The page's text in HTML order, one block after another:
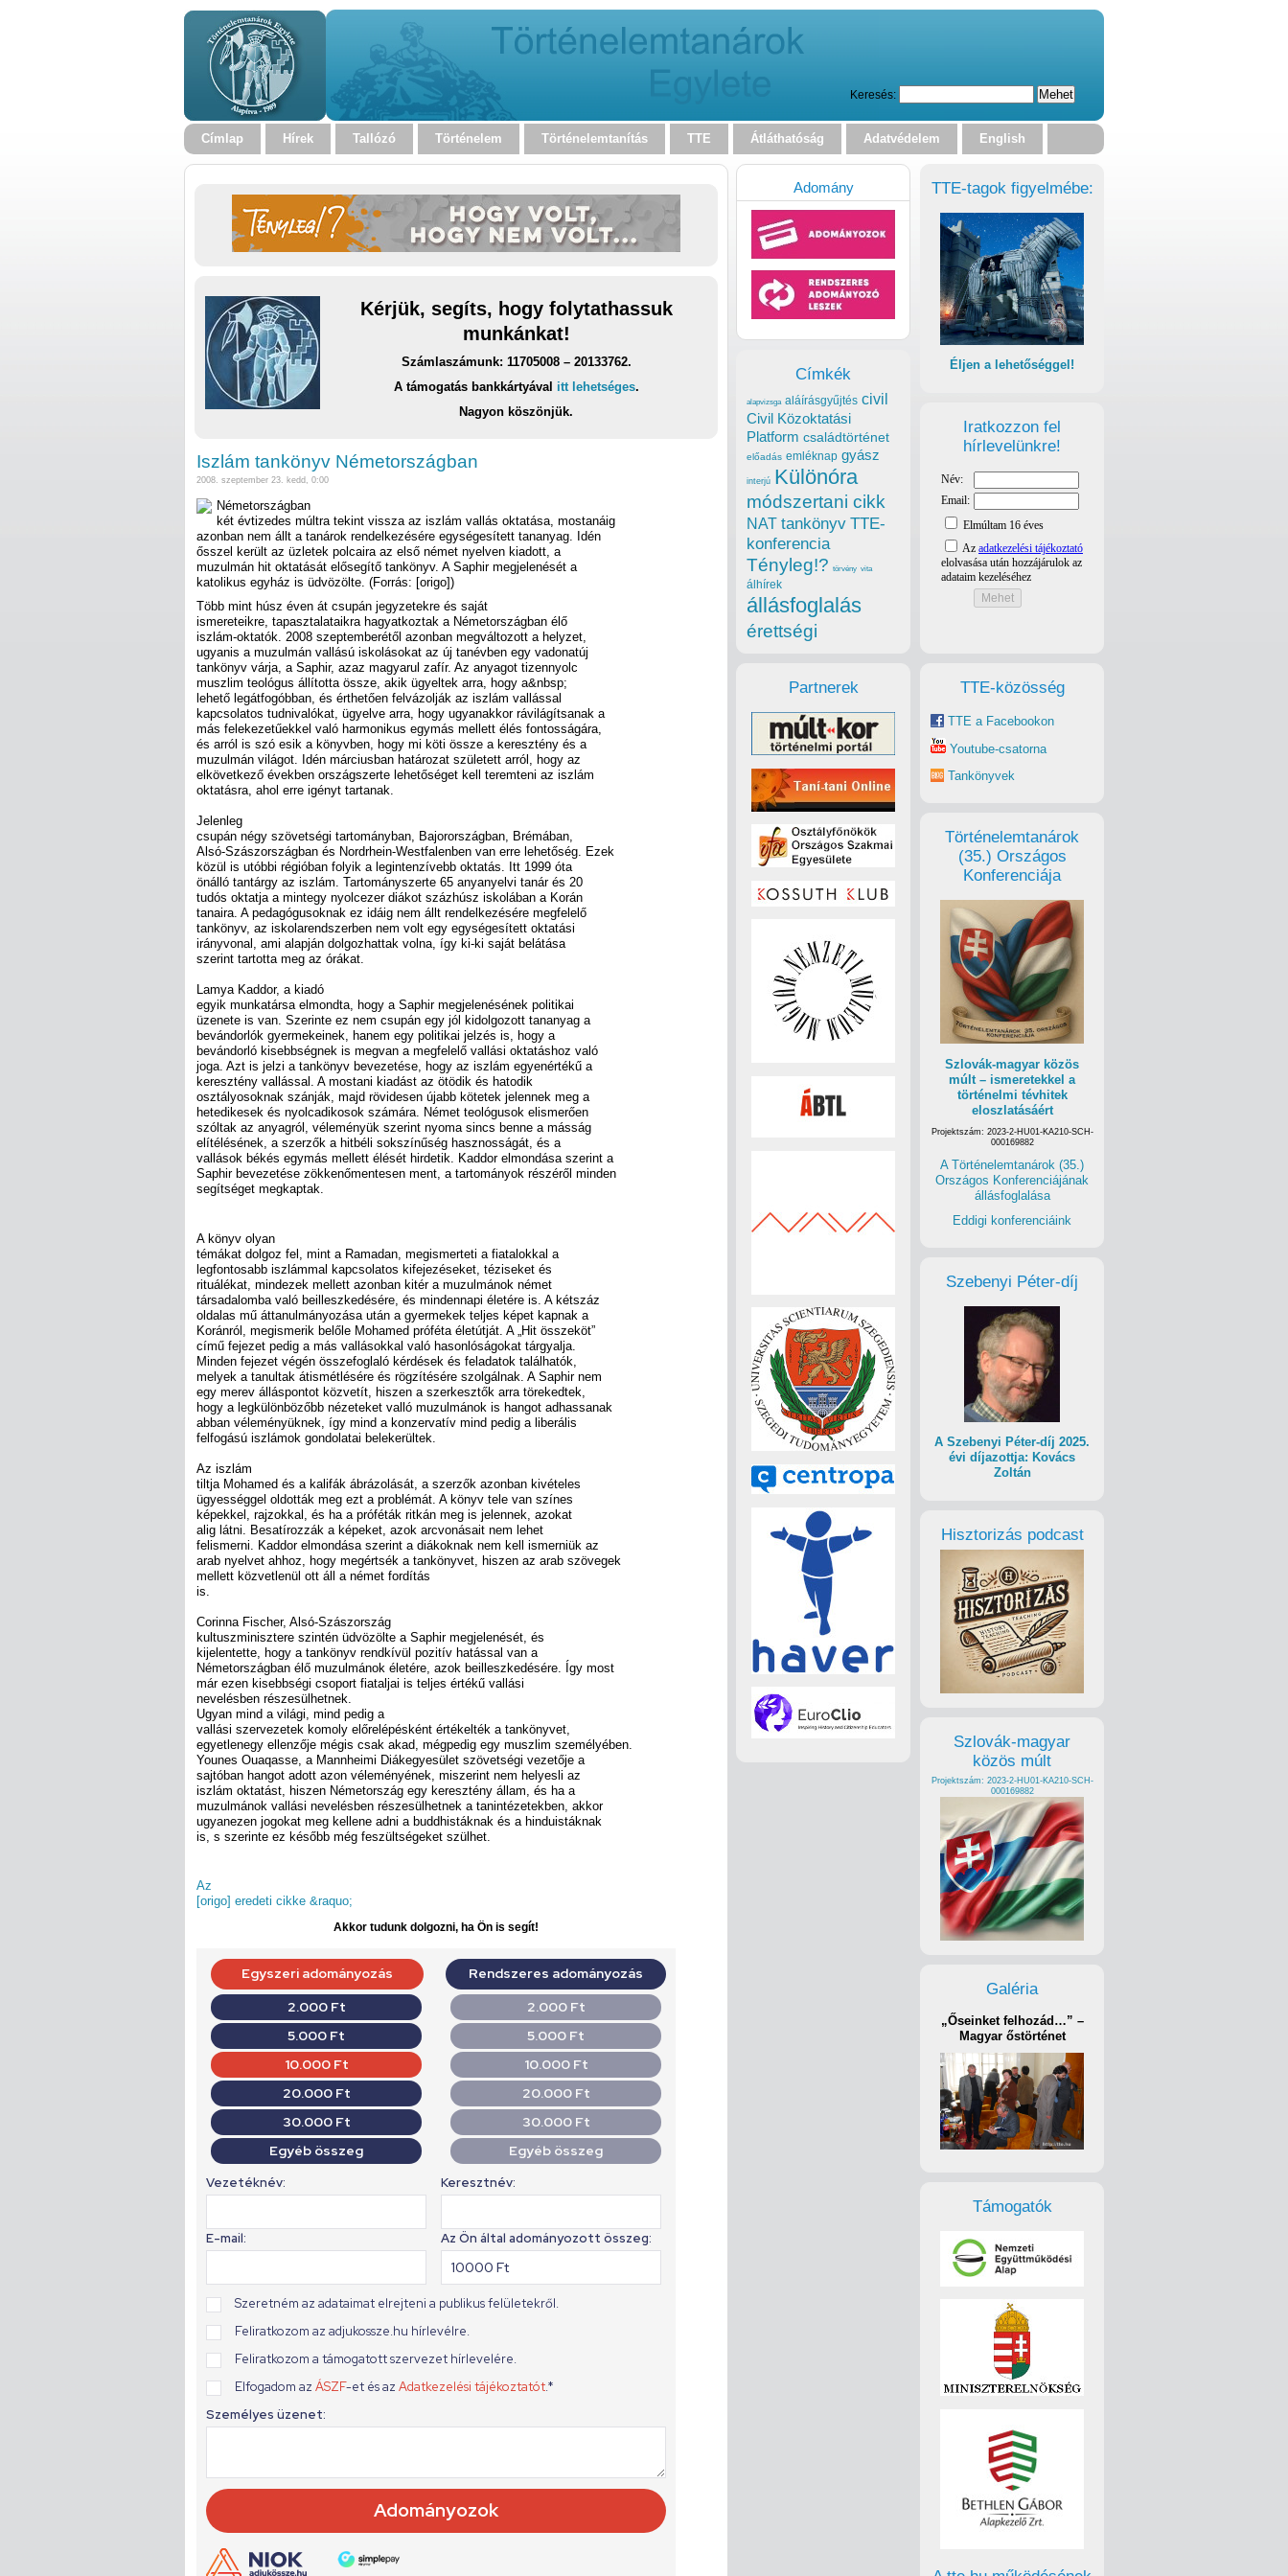
Keresés:
Címlap Hírek Tallózó Történelem Történelemtanítás TTE Átláthatóság Adatvédelem English
Kérjük, segíts, hogy folytathassuk
munkánkat!
Számlaszámunk: 11705008 – 20133762.
A támogatás bankkártyával itt lehetséges.
Nagyon köszönjük.
Iszlám tankönyv Németországban
2008. szeptember 23. kedd, 0:00
Németországban
két évtizedes múltra tekint vissza az iszlám vallás oktatása, mostanáig
azonban nem állt a tanárok rendelkezésére egységesített tananyag. Idén
ősszel került az üzletek polcaira az első német nyelven kiadott, a
muzulmán hit oktatását elősegítő tankönyv. A Saphir megjelenését a
katolikus egyház is üdvözölte. (Forrás: [origo])
Több mint húsz éven át csupán jegyzetekre és saját
ismereteikre, tapasztalataikra hagyatkoztak a Németországban élő
iszlám-oktatók. 2008 szeptemberétől azonban megváltozott a helyzet,
ugyanis a muzulmán vallású iskolásokat az új tanévben egy vadonatúj
tankönyv várja, a Saphir, azaz magyarul zafír. Az anyagot tizennyolc
muszlim teológus állította össze, akik ügyeltek arra, hogy a&nbsp;
lehető legátfogóbban, és érthetően felvázolják az iszlám vallással
kapcsolatos tudnivalókat, ügyelve arra, hogy ugyanakkor rávilágítsanak a
más felekezetűekkel való harmonikus egymás mellett élés fontosságára,
és arról is szó esik a könyvben, hogy mi köti össze a keresztény és a
muzulmán világot. Idén márciusban határozat született arról, hogy az
elkövetkező években országszerte lehetőséget kell teremteni az iszlám
oktatásra, ahol erre igényt tartanak.
Jelenleg
csupán négy szövetségi tartományban, Bajorországban, Brémában,
Alsó-Szászországban és Nordrhein-Westfalenben van erre lehetőség. Ezek
közül is utóbbi régióban folyik a legintenzívebb oktatás. Itt 1999 óta
önálló tantárgy az iszlám. Tartományszerte 65 anyanyelvi tanár és 20
tudós oktatja a mintegy nyolcezer diákot százhúsz iskolában a Korán
tanaira. A pedagógusoknak ez idáig nem állt rendelkezésére megfelelő
tankönyv, az iskolarendszerben nem volt egy egységesített oktatási
irányvonal, ami alapján dolgozhattak volna, így ki-ki saját belátása
szerint tartotta meg az órákat.
Lamya Kaddor, a kiadó
egyik munkatársa elmondta, hogy a Saphir megjelenésének politikai
üzenete is van. Szerinte ez nem csupán egy jól kidolgozott tananyag a
bevándorlók gyermekeinek, hanem egy politikai jelzés is, hogy a
bevándorló kisebbségnek is megvan a megfelelő vallási oktatáshoz való
joga. Azt is jelzi a tankönyv bevezetése, hogy az iszlám egyenértékű a
keresztény vallással. A mostani kiadást az ötödik és hatodik
osztályosoknak szánják, majd rövidesen újabb kötetek jelennek meg a
hetedikesek és nyolcadikosok számára. Német teológusok elismerően
szóltak az anyagról, véleményük szerint nyoma sincs benne a másság
elítélésének, a szerzők a hitbéli sokszínűség hasznosságát, és a
vallások békés egymás mellett élését hirdetik. Kaddor elmondása szerint a
Saphir bevezetése zökkenőmentesen ment, a tartományok részéről minden
segítséget megkaptak.
A könyv olyan
témákat dolgoz fel, mint a Ramadan, megismerteti a fiatalokkal a
legfontosabb iszlámmal kapcsolatos kifejezéseket, téziseket és
rituálékat, mindezek mellett azonban kitér a muzulmánok német
társadalomba való beilleszkedésére, és mindennapi életére is. A kétszáz
oldalas mű áttanulmányozása után a gyermekek teljes képet kapnak a
Koránról, megismerik belőle Mohamed próféta életútját. A „Hit összeköt”
című fejezet pedig a más vallásokkal való hasonlóságokat tárgyalja.
Minden fejezet végén összefoglaló kérdések és feladatok találhatók,
melyek a tanultak átismétlésére és rögzítésére szolgálnak. A Saphir nem
egy merev álláspontot közvetít, hiszen a szerkesztők arra törekedtek,
hogy a legkülönbözőbb nézeteket valló muzulmánok is hangot adhassanak
abban véleményüknek, így mind a konzervatív mind pedig a liberális
felfogású iszlámok gondolatai belekerültek.
Az iszlám
tiltja Mohamed és a kalifák ábrázolását, a szerzők azonban kivételes
ügyességgel oldották meg ezt a problémát. A könyv tele van színes
képekkel, rajzokkal, és ha a próféták ritkán meg is jelennek, azokat
alig látni. Besatírozzák a képeket, azok arcvonásait nem lehet
felismerni. Kaddor elmondása szerint a diákoknak nem kell ismerniük az
arab nyelvet ahhoz, hogy megértsék a tankönyvet, hiszen az arab szövegek
mellett közvetlenül ott áll a német fordítás
is.
Corinna Fischer, Alsó-Szászország
kultuszminisztere szintén üdvözölte a Saphir megjelenését, és
kijelentette, hogy a tankönyv rendkívül pozitív hatással van a
Németországban élő muzulmánok életére, azok beilleszkedésére. Így most
már ezen kisebbségi csoport fiataljai is teljes értékű vallási
nevelésben részesülhetnek.
Ugyan mind a világi, mind pedig a
vallási szervezetek komoly előrelépésként értékelték a tankönyvet,
egyetlenegy ellenzője mégis csak akad, mégpedig egy muszlim személyében.
Younes Ouaqasse, a Mannheimi Diákegyesület szövetségi vezetője a
sajtóban hangot adott azon véleményének, miszerint nem helyesli az
iszlám oktatást, hiszen Németország egy keresztény állam, és ha a
muzulmánok vallási nevelésben részesülhetnek a tanintézetekben, akkor
ugyanezen jogokat meg kellene adni a buddhistáknak és a hinduistáknak
is, s szerinte ez később még feszültségeket szülhet.
Az
[origo] eredeti cikke &raquo;
Akkor tudunk dolgozni, ha Ön is segít!
TTE-tagok figyelmébe:
Éljen a lehetőséggel!
Iratkozzon fel
hírlevelünkre!
TTE-közösség
TTE a Facebookon
Youtube-csatorna
Tankönyvek
Történelemtanárok
(35.) Országos
Konferenciája
Szlovák-magyar közös
múlt – ismeretekkel a
történelmi tévhitek
eloszlatásáért
Projektszám: 2023-2-HU01-KA210-SCH-
000169882
A Történelemtanárok (35.)
Országos Konferenciájának
állásfoglalása
Eddigi konferenciáink
Szebenyi Péter-díj
A Szebenyi Péter-díj 2025.
évi díjazottja: Kovács
Zoltán
Hisztorizás podcast
Szlovák-magyar
közös múlt
Projektszám: 2023-2-HU01-KA210-SCH-
000169882
Galéria
„Őseinket felhozád…” –
Magyar őstörténet
Támogatók
Adomány
Címkék
alapvizsga aláírásgyűjtés civil
Civil Közoktatási
Platform családtörténet
előadás emléknap gyász
interjú Különóra
módszertani cikk
NAT tankönyv TTE-
konferencia
Tényleg!? törvény vita
álhírek
állásfoglalás
érettségi
Partnerek